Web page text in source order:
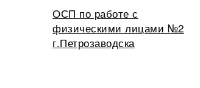
ОСП по работе с
физическими лицами №2
г.Петрозаводска